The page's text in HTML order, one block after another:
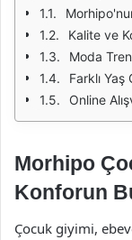
Kalite ve
Moda
Farklı
Online
Morhipo
Konforun
Çocuk giyimi,